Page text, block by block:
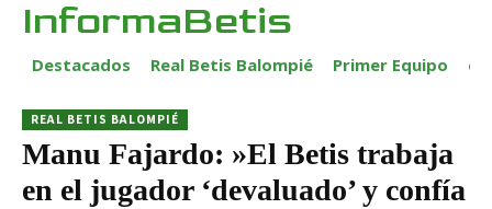
InformaBetis
Destacados Real Betis Balompié Primer Equipo
REAL BETIS BALOMPIÉ
Manu Fajardo: »El Betis trabaja
en el jugador ‘devaluado’ y confía